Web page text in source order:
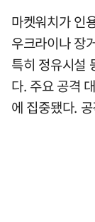
마켓워치가 인
우크라이나 장
특히 정유시설
다. 주요 공격
에 집중됐다.